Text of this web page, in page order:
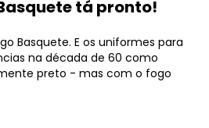
tá pronto!
Basquete. E os uniformes para
na década de 60 como
preto - mas com o fogo